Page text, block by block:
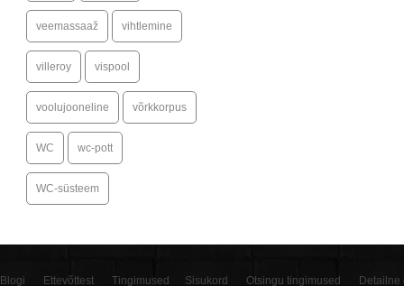
veemassaaž vihtlemine
villeroy vispool
voolujooneline võrkkorpus
WC wc-pott
WC-süsteem
Blogi Ettevõttest Tingimused Sisukord Otsingu tingimused Detailne